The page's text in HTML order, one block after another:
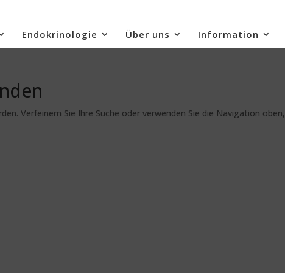
Endokrinologie Über uns Information
Verfeinern Sie Ihre Suche oder verwenden Sie die Navigation oben,